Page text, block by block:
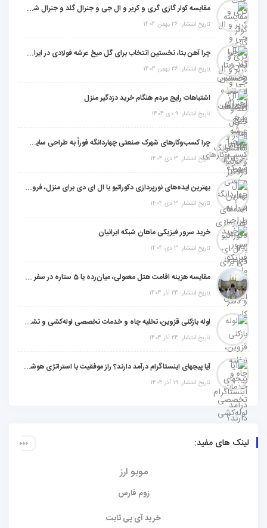
مقایسه کولر گازی گری و کریر و ال جی و جنرال گلد و جنرال شکار و سامسونگ و یونیوا
تاریخ انتشار: 26 بهمن 1404
چرا آهن بتا، نخستین انتخاب برای گل میخ عرشه فولادی در ایران است؟
تاریخ انتشار: 26 بهمن 1404
اشتباهات رایج مردم هنگام خرید دزدگیر منزل
تاریخ انتشار: 9 دی 1404
چرا کسب‌وکارهای شهرک صنعتی چهاردانگه فوراً به طراحی سایت نیاز دارند؟
تاریخ انتشار: 3 دی 1404
بهترین ایده‌های نورپردازی دکوراتیو با ال ای دی برای منزل، فروشگاه و دفتر کار
تاریخ انتشار: 3 دی 1404
خرید سرور فیزیکی ماهان شبکه ایرانیان
تاریخ انتشار: 3 دی 1404
مقایسه هزینه اقامت هتل معمولی، میان‌رده یا 5 ستاره در سفر زیارتی عراق
تاریخ انتشار: 24 آذر 1404
لوله بازکنی قزوین، تخلیه چاه و خدمات تخصصی لوله‌کشی و تشخیص ترکیدگی
تاریخ انتشار: 24 آذر 1404
آیا پیجهای اینستاگرام درآمد دارند؟ راز موفقیت با استراتژی هوشمندانه
تاریخ انتشار: 19 آذر 1404
لینک های مفید:
موبو ارز
زوم فارس
خرید آی پی ثابت